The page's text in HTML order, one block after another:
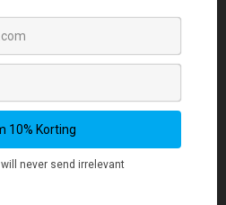
Stier
Shamballa armband
(Tibetaanse armband) is een
handgeknoopte armband uit